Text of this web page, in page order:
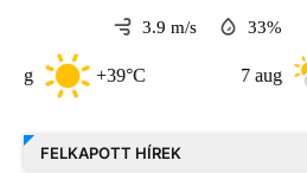
3.9 m/s 33%
+39°C +33°C
FELKAPOTT HÍREK